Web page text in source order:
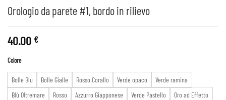
Orologio da parete #1, bordo in rilievo
40.00 €
Colore
Bolle Blu Bolle Gialle Rosso Corallo Verde opaco
Verde ramina
Blù Oltremare
Rosso Azzurro Giapponese Verde Pastello Oro ad Effetto